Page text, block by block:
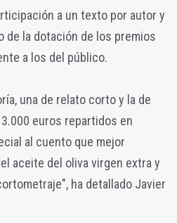
a un texto por autor y
de la dotación de los premios
a los del público.
una de relato corto y la de
euros repartidos en
al cuento que mejor
aceite del oliva virgen extra y
ha detallado Javier